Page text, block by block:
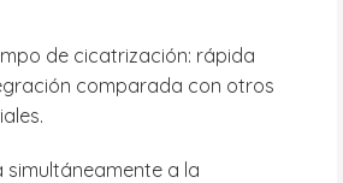
de cicatrización: rápida
comparada con otros
simultáneamente a la